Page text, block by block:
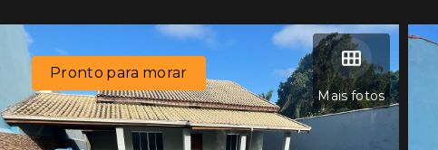
Mais fotos
Pronto para morar